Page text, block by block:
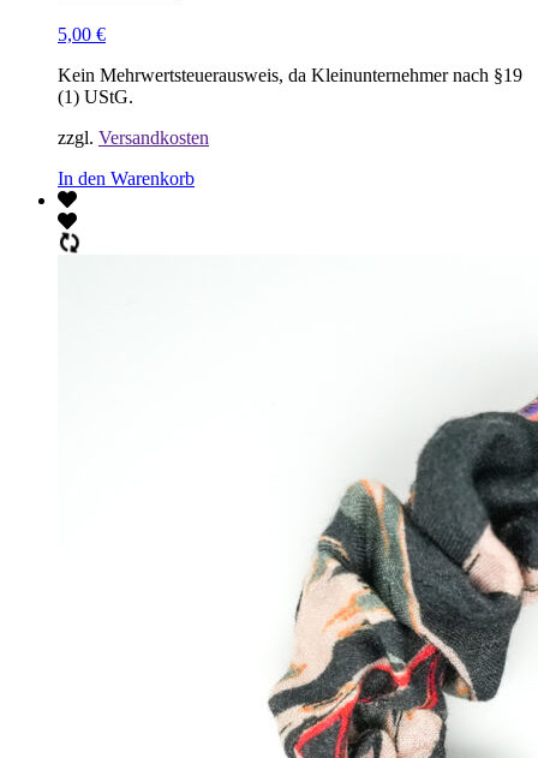
5,00 €
Kein Mehrwertsteuerausweis, da Kleinunternehmer nach §19
(1) UStG.
zzgl. Versandkosten
In den Warenkorb